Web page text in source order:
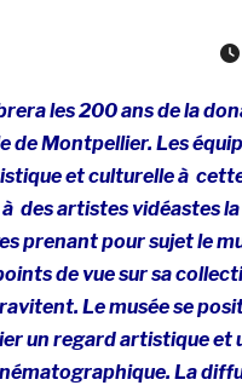
les 200 ans de la
de Montpellier. Les
et culturelle à
des artistes vidéastes la
prenant pour sujet le
de vue sur sa
Le musée se
un regard artistique et
La